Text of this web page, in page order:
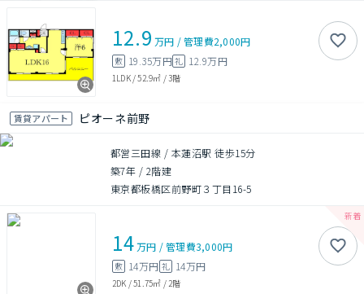
12.9 万円 /管理費2,000円
敷 19.35万円礼 12.9万円
1LDK/52.9㎡ /3階
賃貸アパート ピオーネ前野
都営三田線 / 本蓮沼駅 徒歩15分
築7年 / 2階建
東京都板橋区前野町３丁目16-5
14万円 /管理費3,000円
敷 14万円 礼 14万円
2DK /51.75㎡ / 2階